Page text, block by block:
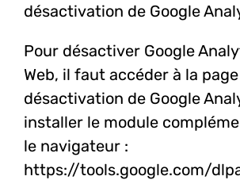
désactivation de Google
Pour désactiver Google
Web, il faut accéder à la
désactivation de Google
installer le module
le navigateur :
https://tools.google.com/